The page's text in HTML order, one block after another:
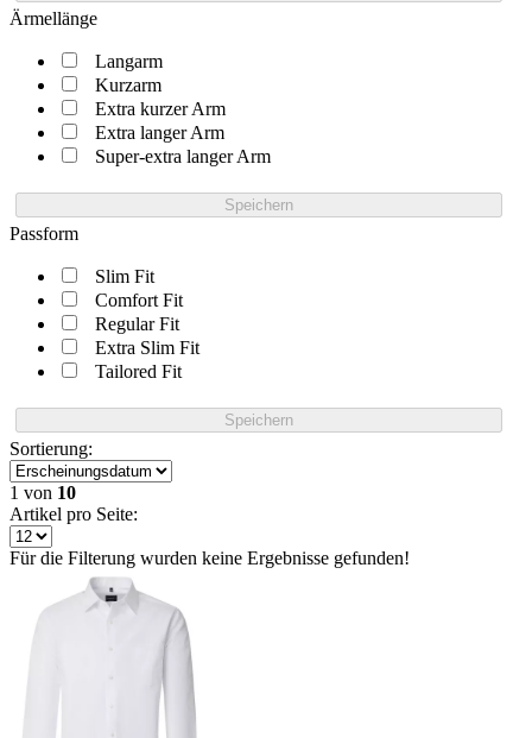
Ärmellänge
Langarm
Kurzarm
Extra kurzer Arm
Extra langer Arm
Super-extra langer Arm
Speichern
Passform
Slim Fit
Comfort Fit
Regular Fit
Extra Slim Fit
Tailored Fit
Speichern
Sortierung:
1 von 10
Artikel pro Seite:
Für die Filterung wurden keine Ergebnisse gefunden!